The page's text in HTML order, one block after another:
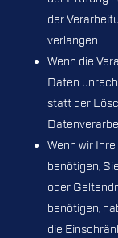
der
verlangen.
Wenn die
Daten
statt der
Wenn wir
benötigen,
oder
benötigen,
die